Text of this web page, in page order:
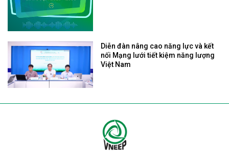
Diễn đàn nâng cao năng lực và kết
nối Mạng lưới tiết kiệm năng lượng
Việt Nam